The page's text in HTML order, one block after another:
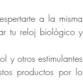
a la misma
tu reloj biológico y
y otros estimulantes
productos por lo